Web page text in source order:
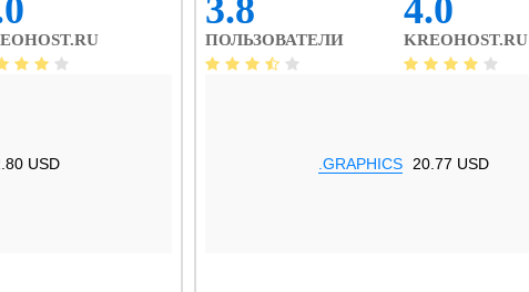
USD
3.8
ПОЛЬЗОВАТЕЛИ
4.0
KREOHOST.RU
.GRAPHICS 20.77 USD